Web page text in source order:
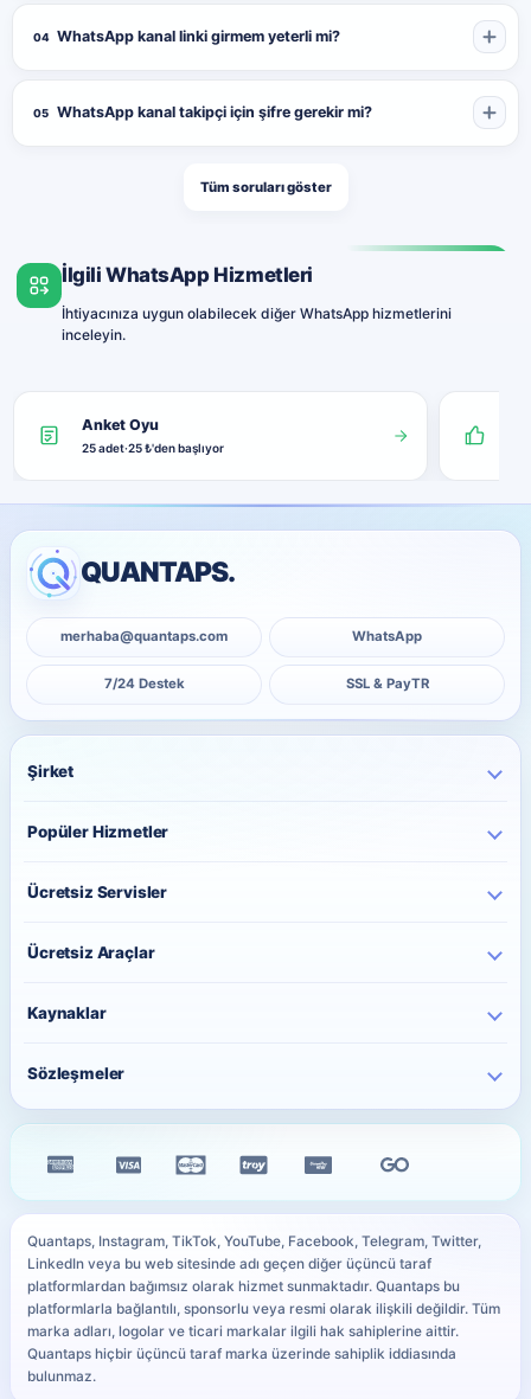
04 WhatsApp kanal linki girmem yeterli mi?
05 WhatsApp kanal takipçi için şifre gerekir mi?
Tüm soruları göster
İlgili WhatsApp Hizmetleri
İhtiyacınıza uygun olabilecek diğer WhatsApp hizmetlerini
inceleyin.
Anket Oyu
25 adet·25 ₺'den başlıyor
QUANTAPS.
merhaba@quantaps.com WhatsApp
7/24 Destek SSL & PayTR
Şirket
Hakkımızda
Fiyatlar
Sipariş Takip
Popüler Hizmetler
YouTube Hizmetleri
Twitter Hizmetleri
Kick Hizmetleri
WhatsApp Hizmetleri
Tüm Hizmetler
Ücretsiz Servisler
Ücretsiz Instagram Beğeni
Ücretsiz Instagram İzlenme
Ücretsiz TikTok Beğeni
Ücretsiz TikTok İzlenme
Tüm Ücretsiz Servisler
Ücretsiz Araçlar
QR Kod Oluşturucu
Resim Boyutu Küçültme
WhatsApp Link Oluşturucu
Tüm Ücretsiz Araçlar
Kaynaklar
Sıkça Sorulan Sorular
Siteyi iPhone Ana Ekrana Ekle
PayTR Ödeme Rehberi
Ödeme Yöntemleri
Kullanıcı Site Haritası
Sosyal Medya Sözlüğü
Sözleşmeler
Gizlilik Sözleşmesi
KVKK Aydınlatma Metni
SLA
Quantaps, Instagram, TikTok, YouTube, Facebook, Telegram, Twitter,
LinkedIn veya bu web sitesinde adı geçen diğer üçüncü taraf
platformlardan bağımsız olarak hizmet sunmaktadır. Quantaps bu
platformlarla bağlantılı, sponsorlu veya resmi olarak ilişkili değildir. Tüm
marka adları, logolar ve ticari markalar ilgili hak sahiplerine aittir.
Quantaps hiçbir üçüncü taraf marka üzerinde sahiplik iddiasında
bulunmaz.